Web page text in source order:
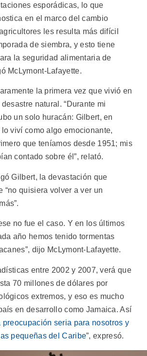
esporádicas, lo que
en el marco del cambio
les resulta más difícil
de siembra, y esto tiene
la seguridad alimentaria de
McLymont-Lafayette.
la primera vez que vivió en
natural. “Durante mi
un solo huracán: Gilbert, en
viví como algo emocionante,
que teníamos desde 1951; mis
contado sobre él”, relató.
Gilbert, la devastación que
“no quisiera volver a ver un
no fue el caso. Y en los últimos
año hemos tenido tormentas
dijo McLymont-Lafayette.
entre 2002 y 2007, verá que
70 millones de dólares por
extremos, y eso es mucho
en desarrollo como Jamaica. Así
preocupación seria para nosotros y
pequeñas del Caribe”, expresó.